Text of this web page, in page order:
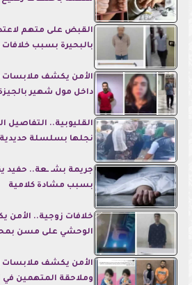
القبض على متهم
بالبحيرة بسبب خلافات
الأمن يكشف ملابسات
داخل مول شهير
القليوبية.. التفاصيل
نجلها بسلسلة حديدية
جريمة بشـ ـعة.. حفيد
بسبب مشادة كلامية
خلافات زوجية.. الأمن
الوحشي على مسن
الأمن يكشف ملابسات
وملاحقة المتهمين في